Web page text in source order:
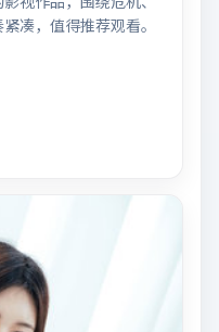
凑，值得推荐观看。